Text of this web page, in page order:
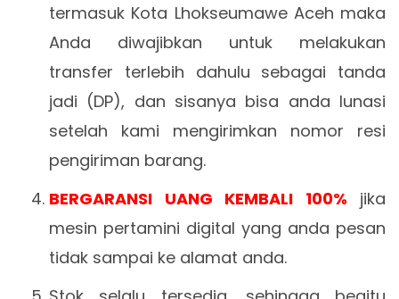
termasuk Kota Lhokseumawe Aceh maka
Anda diwajibkan untuk melakukan
transfer terlebih dahulu sebagai tanda
jadi (DP), dan sisanya bisa anda lunasi
setelah kami mengirimkan nomor resi
pengiriman barang.
BERGARANSI UANG KEMBALI 100% jika
mesin pertamini digital yang anda pesan
tidak sampai ke alamat anda.